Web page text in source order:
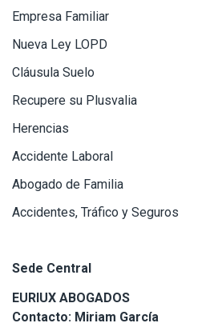
Empresa Familiar
Nueva Ley LOPD
Cláusula Suelo
Recupere su Plusvalia
Herencias
Accidente Laboral
Abogado de Familia
Accidentes, Tráfico y Seguros
Sede Central
EURIUX ABOGADOS
Contacto: Miriam García